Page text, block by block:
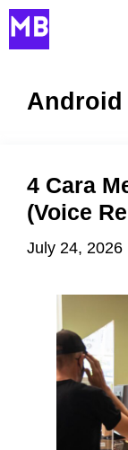
Skip
to
Android
4 Cara
(Voice
July 24, 2026